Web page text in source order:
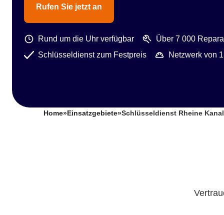
Rufen Sie jetzt an
Rund um die Uhr verfügbar
Über 7 000
Schlüsseldienst zum Festpreis
Netzwerk von
Home» Einsatzgebiete»Schlüsseldienst Rheine